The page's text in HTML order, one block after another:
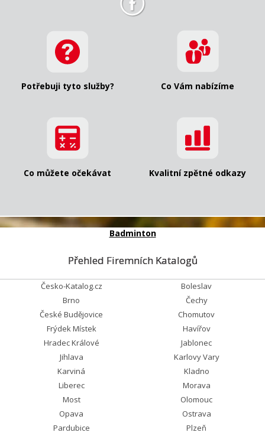
Potřebuji tyto služby? Co Vám nabízíme
Co můžete očekávat Kvalitní zpětné odkazy
Badminton
Přehled Firemních Katalogů
Česko-Katalog.cz
Boleslav
Brno
Čechy
České Budějovice
Chomutov
Frýdek Místek
Havířov
Hradec Králové
Jablonec
Jihlava
Karlovy Vary
Karviná
Kladno
Liberec
Morava
Most
Olomouc
Opava
Ostrava
Pardubice
Plzeň